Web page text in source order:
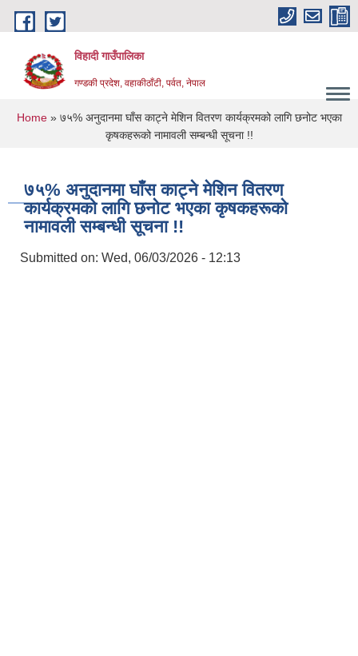
Skip to main content
विहादी गाउँपालिका
गण्डकी प्रदेश, वहाकीठाँटी, पर्वत, नेपाल
You are here
Home» ७५% अनुदानमा घाँस काट्ने मेशिन वितरण कार्यक्रमको लागि छनोट भएका
कृषकहरूको नामावली सम्बन्धी सूचना !!
७५% अनुदानमा घाँस काट्ने मेशिन वितरण
कार्यक्रमको लागि छनोट भएका कृषकहरूको
नामावली सम्बन्धी सूचना !!
Submitted on: Wed, 06/03/2026 - 12:13